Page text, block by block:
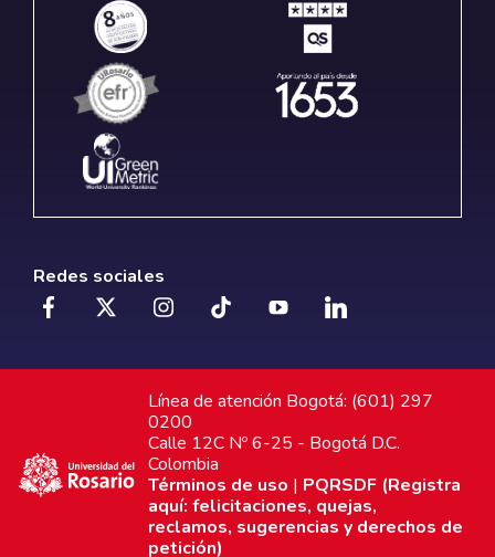
Redes sociales
Línea de atención Bogotá: (601) 297
0200
Calle 12C Nº 6-25 - Bogotá D.C.
Colombia
Términos de uso | PQRSDF (Registra
aquí: felicitaciones, quejas,
reclamos, sugerencias y derechos de
petición)